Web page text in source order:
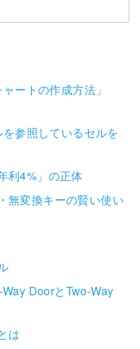
ートの作成方法」
参照しているセルを
利4%」の正体
無変換キーの賢い使い
DoorとTwo-Way
は